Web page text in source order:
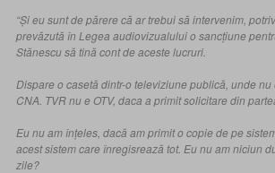
“Și eu sunt de părere că ar trebui să intervenim,
prevăzută în Legea audiovizualului o sancțiune
Stănescu să tină cont de aceste lucruri.
Dispare o casetă dintr-o televiziune publică, unde
CNA. TVR nu e OTV, daca a primit solicitare din
Eu nu am înțeles, dacă am primit o copie de pe
acest sistem care înregisrează tot. Eu nu am niciun
zile?